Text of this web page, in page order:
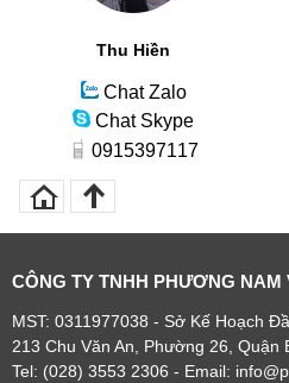
Thu Hiền
Chat Zalo
Chat Skype
0915397117
CÔNG TY TNHH PHƯƠNG NAM
MST: 0311977038 - Sở Kế Hoạch
213 Chu Văn An, Phường 26, Quận
Tel: (028) 3553 2306 - Email: